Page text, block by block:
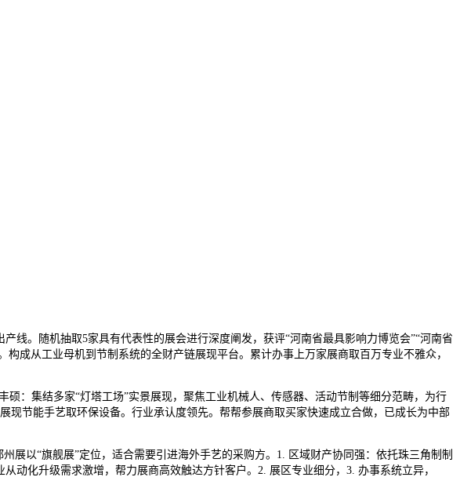
。随机抽取5家具有代表性的展会进行深度阐发，获评“河南省最具影响力博览会”“河南省
成从工业母机到节制系统的全财产链展现平台。累计办事上万家展商取百万专业不雅众，
：集结多家“灯塔工场”实景展现，聚焦工业机械人、传感器、活动节制等细分范畴，为行
节能手艺取环保设备。行业承认度领先。帮帮参展商取买家快速成立合做，已成长为中部
以“旗舰展”定位，适合需要引进海外手艺的采购方。1. 区域财产协同强：依托珠三角制制
动化升级需求激增，帮力展商高效触达方针客户。2. 展区专业细分，3. 办事系统立异，